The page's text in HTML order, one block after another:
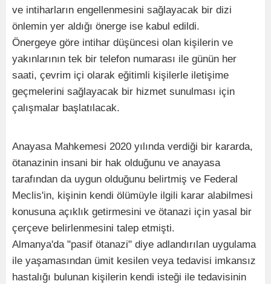
ve intiharların engellenmesini sağlayacak bir dizi
önlemin yer aldığı önerge ise kabul edildi.
Önergeye göre intihar düşüncesi olan kişilerin ve
yakınlarının tek bir telefon numarası ile günün her
saati, çevrim içi olarak eğitimli kişilerle iletişime
geçmelerini sağlayacak bir hizmet sunulması için
çalışmalar başlatılacak.
Anayasa Mahkemesi 2020 yılında verdiği bir kararda,
ötanazinin insani bir hak olduğunu ve anayasa
tarafından da uygun olduğunu belirtmiş ve Federal
Meclis'in, kişinin kendi ölümüyle ilgili karar alabilmesi
konusuna açıklık getirmesini ve ötanazi için yasal bir
çerçeve belirlenmesini talep etmişti.
Almanya'da "pasif ötanazi" diye adlandırılan uygulama
ile yaşamasından ümit kesilen veya tedavisi imkansız
hastalığı bulunan kişilerin kendi isteği ile tedavisinin